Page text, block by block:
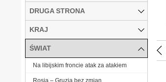
DRUGA STRONA
KRAJ
ŚWIAT
Na libijskim froncie atak za atakiem
Rosja – Gruzja bez zmian